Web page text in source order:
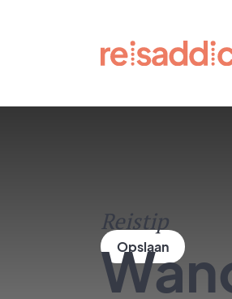
Reistip